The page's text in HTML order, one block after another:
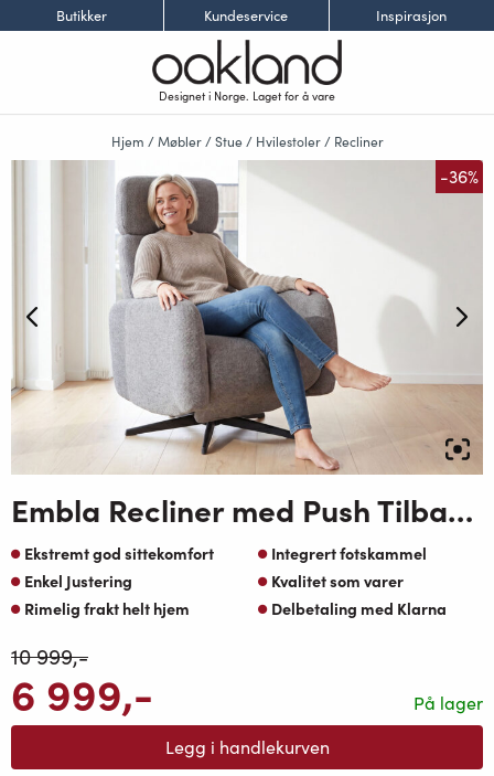
Butikker Kundeservice Inspirasjon
Designet i Norge. Laget for å vare
Hjem /Møbler/Stue/ Hvilestoler/ Recliner
-36%
Embla Recliner med Push Tilbake Grå
Ekstremt god sittekomfort
Integrert fotskammel
Enkel Justering
Kvalitet som varer
Rimelig frakt helt hjem
Delbetaling med Klarna
På lager
10 999,-
6 999,-
Legg i handlekurven